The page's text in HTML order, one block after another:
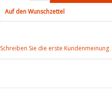
Auf den Wunschzettel
Schreiben Sie die erste Kundenmeinung